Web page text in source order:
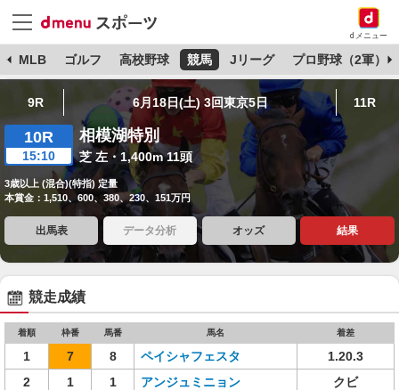
dメニュー
MLB ゴルフ 高校野球 競馬 Jリーグ プロ野球（2軍）
9R 6月18日(土) 3回東京5日 11R
10R
15:10
相模湖特別
芝 左・1,400m 11頭
3歳以上 (混合)(特指) 定量
本賞金：1,510、600、380、230、151万円
出馬表 データ分析 オッズ 結果
競走成績
着順 枠番 馬番 馬名 着差
1 7 8 ペイシャフェスタ
1.20.3
2
1 1 アンジュミニョン
クビ